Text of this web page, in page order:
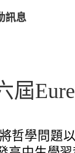
訊息
屆
哲學問題